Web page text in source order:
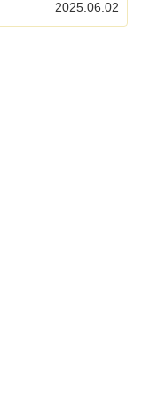
2025.06.02